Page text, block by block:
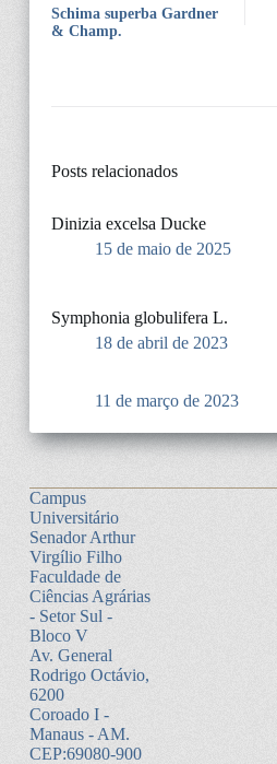
Schima superba Gardner
& Champ.
Posts relacionados
Dinizia excelsa Ducke
15 de maio de 2025
Symphonia globulifera L.
18 de abril de 2023
11 de março de 2023
Campus
Universitário
Senador Arthur
Virgílio Filho
Faculdade de
Ciências Agrárias
- Setor Sul -
Bloco V
Av. General
Rodrigo Octávio,
6200
Coroado I -
Manaus - AM.
CEP:69080-900